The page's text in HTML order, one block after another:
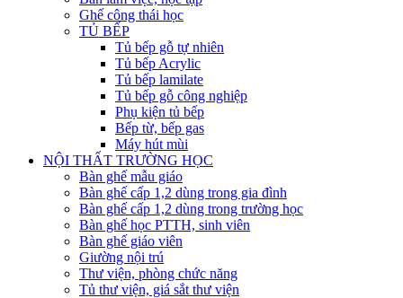
Ghế công thái học
TỦ BẾP
Tủ bếp gỗ tự nhiên
Tủ bếp Acrylic
Tủ bếp lamilate
Tủ bếp gỗ công nghiệp
Phụ kiện tủ bếp
Bếp từ, bếp gas
Máy hút mùi
NỘI THẤT TRƯỜNG HỌC
Bàn ghế mẫu giáo
Bàn ghế cấp 1,2 dùng trong gia đình
Bàn ghế cấp 1,2 dùng trong trường học
Bàn ghế học PTTH, sinh viên
Bàn ghế giáo viên
Giường nội trú
Thư viện, phòng chức năng
Tủ thư viện, giá sắt thư viện